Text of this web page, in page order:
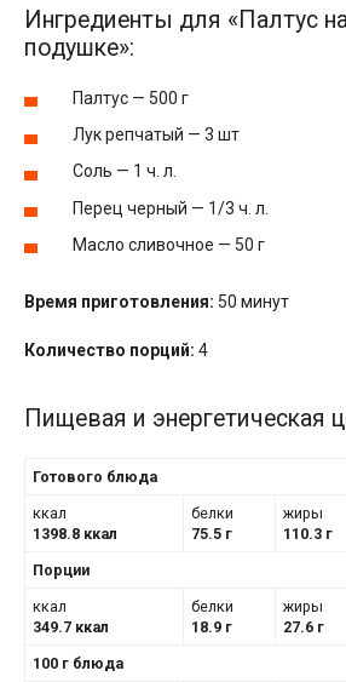
Ингредиенты для «Палтус
подушке»:
Палтус — 500 г
Лук репчатый — 3 шт
Соль — 1 ч. л.
Перец черный — 1/3 ч. л.
Масло сливочное — 50 г
Время приготовления: 50 минут
Количество порций: 4
Пищевая и энергетическая
Готового блюда
ккал
1398.8 ккал
белки
75.5 г
жиры
110.3 г
Порции
ккал
349.7 ккал
белки
18.9 г
жиры
27.6 г
100 г блюда